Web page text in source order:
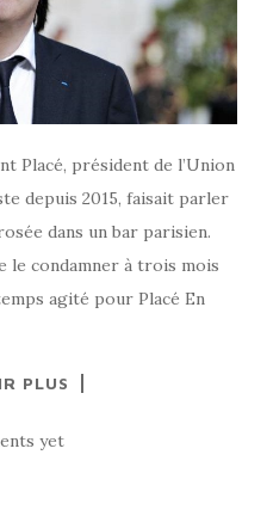
Placé, président de l’Union
depuis 2015, faisait parler
dans un bar parisien.
le condamner à trois mois
agité pour Placé En
PLUS
yet